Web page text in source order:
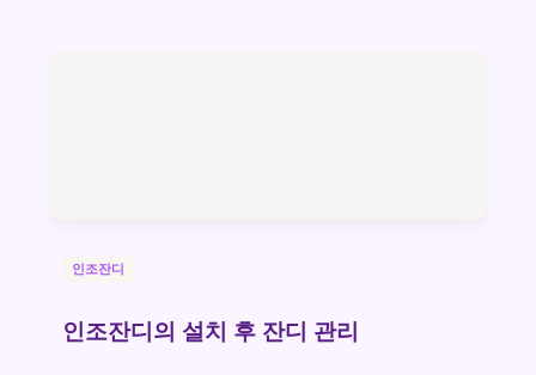
인조잔디
인조잔디의 설치 후 잔디 관리